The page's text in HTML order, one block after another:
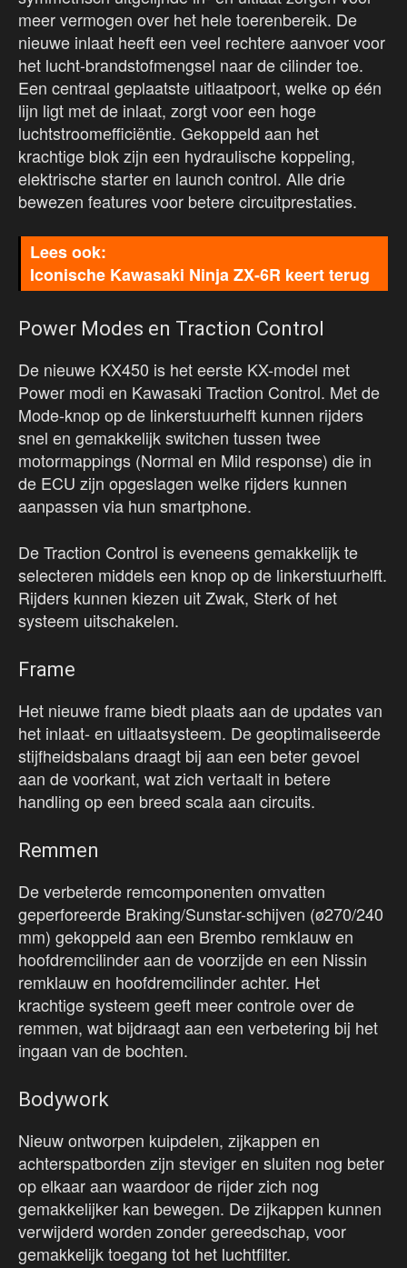
meer vermogen over het hele toerenbereik. De
nieuwe inlaat heeft een veel rechtere aanvoer voor
het lucht-brandstofmengsel naar de cilinder toe.
Een centraal geplaatste uitlaatpoort, welke op één
lijn ligt met de inlaat, zorgt voor een hoge
luchtstroomefficiëntie. Gekoppeld aan het
krachtige blok zijn een hydraulische koppeling,
elektrische starter en launch control. Alle drie
bewezen features voor betere circuitprestaties.
Iconische Kawasaki Ninja ZX-6R keert terug
Power Modes en Traction Control
De nieuwe KX450 is het eerste KX-model met
Power modi en Kawasaki Traction Control. Met de
Mode-knop op de linkerstuurhelft kunnen rijders
snel en gemakkelijk switchen tussen twee
motormappings (Normal en Mild response) die in
de ECU zijn opgeslagen welke rijders kunnen
aanpassen via hun smartphone.
De Traction Control is eveneens gemakkelijk te
selecteren middels een knop op de linkerstuurhelft.
Rijders kunnen kiezen uit Zwak, Sterk of het
systeem uitschakelen.
Frame
Het nieuwe frame biedt plaats aan de updates van
het inlaat- en uitlaatsysteem. De geoptimaliseerde
stijfheidsbalans draagt bij aan een beter gevoel
aan de voorkant, wat zich vertaalt in betere
handling op een breed scala aan circuits.
Remmen
De verbeterde remcomponenten omvatten
geperforeerde Braking/Sunstar-schijven (ø270/240
mm) gekoppeld aan een Brembo remklauw en
hoofdremcilinder aan de voorzijde en een Nissin
remklauw en hoofdremcilinder achter. Het
krachtige systeem geeft meer controle over de
remmen, wat bijdraagt aan een verbetering bij het
ingaan van de bochten.
Bodywork
Nieuw ontworpen kuipdelen, zijkappen en
achterspatborden zijn steviger en sluiten nog beter
op elkaar aan waardoor de rijder zich nog
gemakkelijker kan bewegen. De zijkappen kunnen
verwijderd worden zonder gereedschap, voor
gemakkelijk toegang tot het luchtfilter.